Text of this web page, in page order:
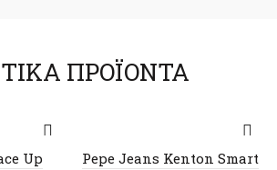
ΠΡΟΪΌΝΤΑ
Up
Pepe Jeans Kenton Smart